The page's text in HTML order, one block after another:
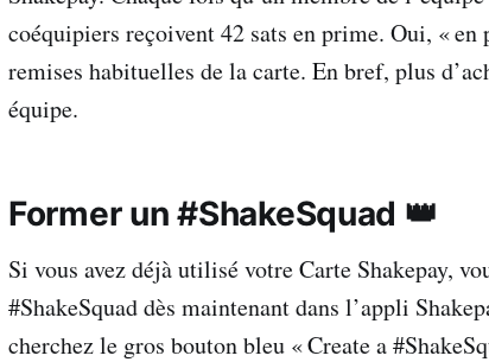
coéquipiers reçoivent 42 sats en prime. Oui, « en
remises habituelles de la carte. En bref, plus
équipe.
Former un #ShakeSquad 👑
Si vous avez déjà utilisé votre Carte Shakepay,
#ShakeSquad dès maintenant dans l’appli
cherchez le gros bouton bleu « Create a